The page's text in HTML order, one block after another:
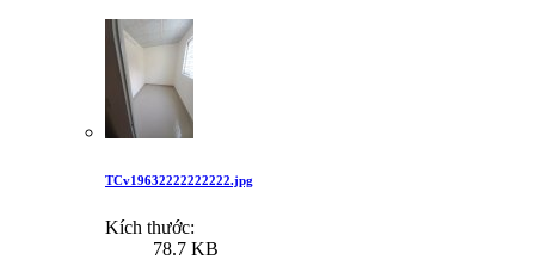
TCv19632222222222.jpg
Kích thước:
78.7 KB